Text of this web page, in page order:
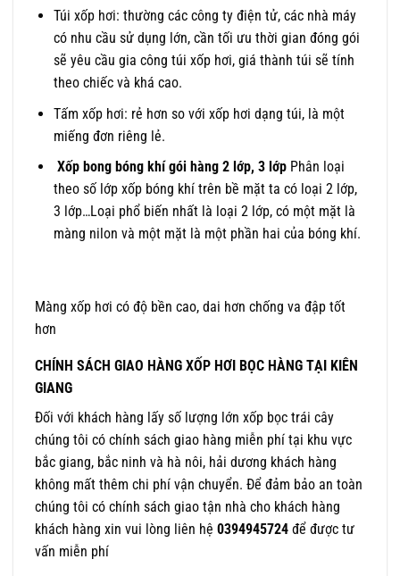
Túi xốp hơi: thường các công ty điện tử, các nhà máy
có nhu cầu sử dụng lớn, cần tối ưu thời gian đóng gói
sẽ yêu cầu gia công túi xốp hơi, giá thành túi sẽ tính
theo chiếc và khá cao.
Tấm xốp hơi: rẻ hơn so với xốp hơi dạng túi, là một
miếng đơn riêng lẻ.
Xốp bong bóng khí gói hàng 2 lớp, 3 lớp Phân loại
theo số lớp xốp bóng khí trên bề mặt ta có loại 2 lớp,
3 lớp…Loại phổ biến nhất là loại 2 lớp, có một mặt là
màng nilon và một mặt là một phần hai của bóng khí.
Màng xốp hơi có độ bền cao, dai hơn chống va đập tốt
hơn
CHÍNH SÁCH GIAO HÀNG XỐP HƠI BỌC HÀNG TẠI KIÊN
GIANG
Đối với khách hàng lấy số lượng lớn xốp bọc trái cây
chúng tôi có chính sách giao hàng miễn phí tại khu vực
bắc giang, bắc ninh và hà nôi, hải dương khách hàng
không mất thêm chi phí vận chuyển. Để đảm bảo an toàn
chúng tôi có chính sách giao tận nhà cho khách hàng
khách hàng xin vui lòng liên hệ 0394945724 để được tư
vấn miễn phí